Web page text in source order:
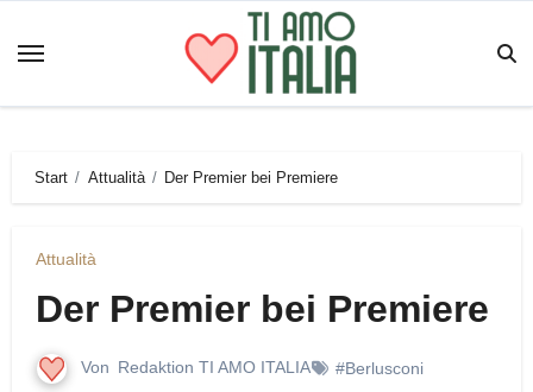
Inhalt
Start Attualità Der Premier bei Premiere
Attualità
Der Premier bei Premiere
Von Redaktion TI AMO ITALIA #Berlusconi